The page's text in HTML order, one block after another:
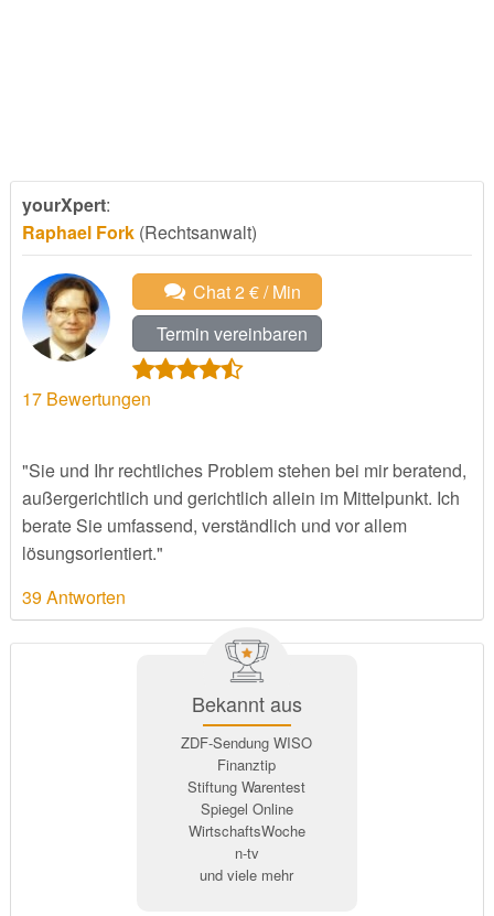
yourXpert:
Raphael Fork(Rechtsanwalt)
Chat 2 € / Min
Termin vereinbaren
17Bewertungen
"Sie und Ihr rechtliches Problem stehen bei mir beratend,
außergerichtlich und gerichtlich allein im Mittelpunkt. Ich
berate Sie umfassend, verständlich und vor allem
lösungsorientiert."
39 Antworten
Bekannt aus
ZDF-Sendung WISO
Finanztip
Stiftung Warentest
Spiegel Online
WirtschaftsWoche
n-tv
und viele mehr